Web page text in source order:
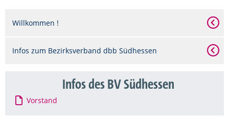
Willkommen !
Infos zum Bezirksverband dbb Südhessen
Infos des BV Südhessen
Vorstand